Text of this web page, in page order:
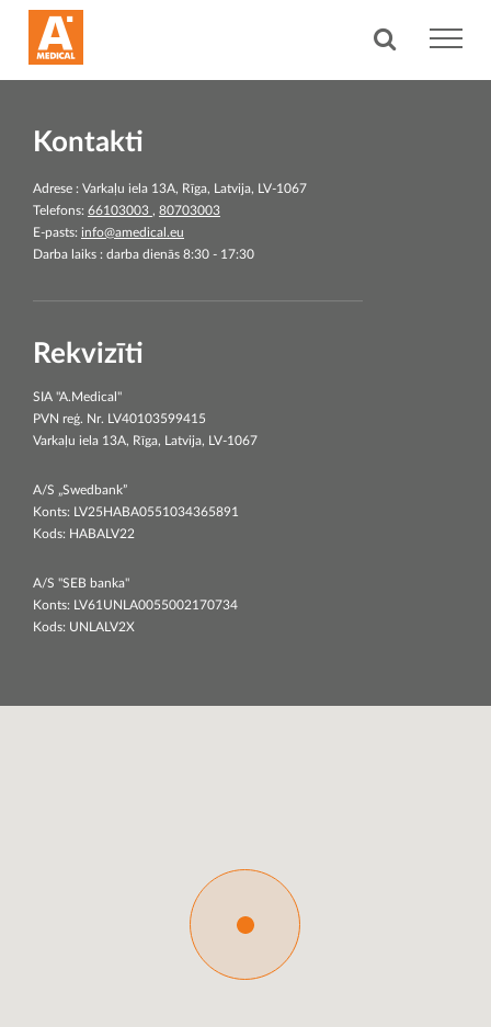
Kontakti
Adrese : Varkaļu iela 13A, Rīga, Latvija, LV-1067
Telefons: 66103003 , 80703003
E-pasts: info@amedical.eu
Darba laiks : darba dienās 8:30 - 17:30
Rekvizīti
SIA "A.Medical"
PVN reģ. Nr. LV40103599415
Varkaļu iela 13A, Rīga, Latvija, LV-1067
A/S „Swedbank”
Konts: LV25HABA0551034365891
Kods: HABALV22
A/S "SEB banka"
Konts: LV61UNLA0055002170734
Kods: UNLALV2X